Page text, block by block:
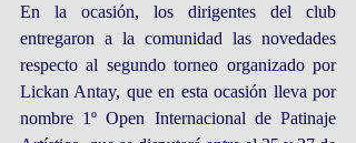
En la ocasión, los dirigentes del club
entregaron a la comunidad las novedades
respecto al segundo torneo organizado por
Lickan Antay, que en esta ocasión lleva por
nombre 1º Open Internacional de Patinaje